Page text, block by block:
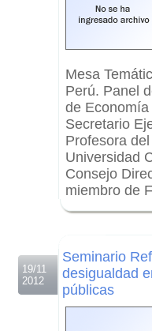
Mesa
Perú. Panel
de
Secretario
Profesora
Universidad
Consejo
miembro de
19/11
2012
Seminario
desigualdad
públicas